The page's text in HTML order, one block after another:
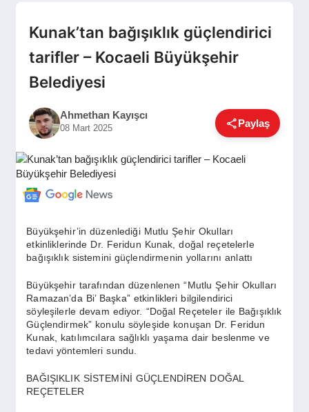
EĞITIM
EKONOMI
DÜNYA
SAĞLIK
SPOR
Kunak’tan bağışıklık güçlendirici
tarifler – Kocaeli Büyükşehir
Belediyesi
Ahmethan Kayışcı
08 Mart 2025 Paylaş
Büyükşehir’in düzenlediği Mutlu Şehir Okulları
etkinliklerinde Dr. Feridun Kunak, doğal reçetelerle
bağışıklık sistemini güçlendirmenin yollarını anlattı
Büyükşehir tarafından düzenlenen “Mutlu Şehir Okulları
Ramazan’da Bi’ Başka” etkinlikleri bilgilendirici
söyleşilerle devam ediyor. “Doğal Reçeteler ile Bağışıklık
Güçlendirmek” konulu söyleşide konuşan Dr. Feridun
Kunak, katılımcılara sağlıklı yaşama dair beslenme ve
tedavi yöntemleri sundu.
BAĞIŞIKLIK SİSTEMİNİ GÜÇLENDİREN DOĞAL
REÇETELER